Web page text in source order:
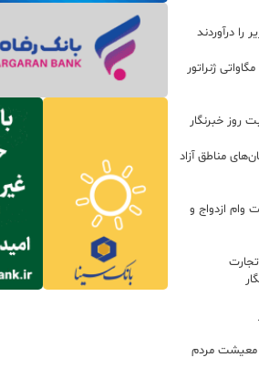
را درآوردند
تولید نخستین شفت روتور ۲۰۰ مگاواتی ژنراتور
روز خبرنگار
مناطق آزاد
ازدواج و
معیشت مردم